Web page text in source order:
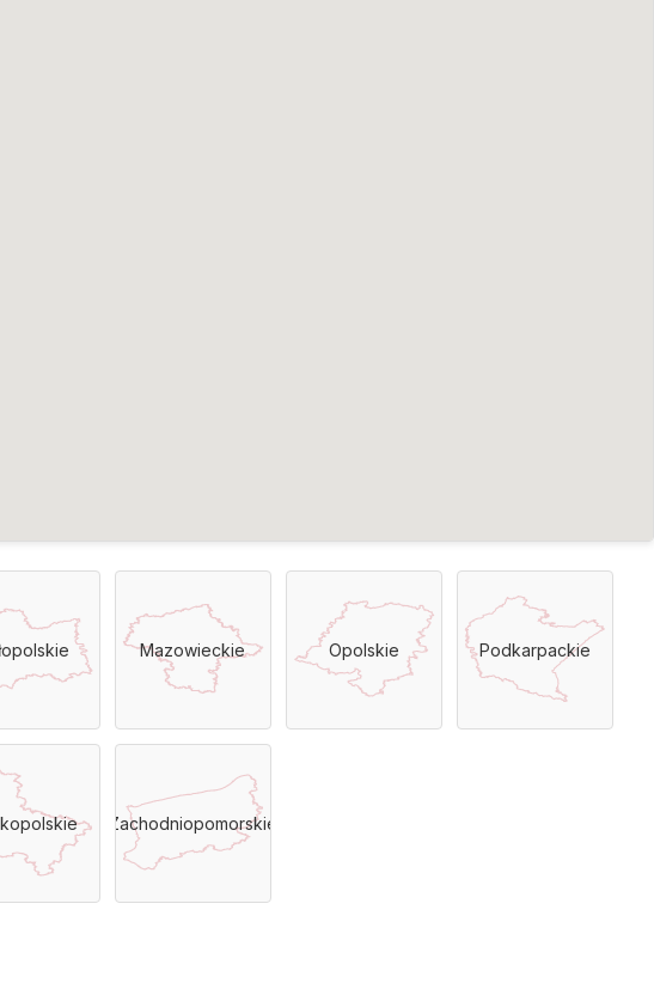
Mazowieckie Opolskie Podkarpackie
Zachodniopomorskie